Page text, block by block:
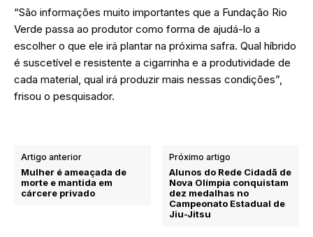
“São informações muito importantes que a Fundação Rio
Verde passa ao produtor como forma de ajudá-lo a
escolher o que ele irá plantar na próxima safra. Qual híbrido
é suscetível e resistente a cigarrinha e a produtividade de
cada material, qual irá produzir mais nessas condições”,
frisou o pesquisador.
Artigo anterior
Mulher é ameaçada de
morte e mantida em
cárcere privado
Próximo artigo
Alunos do Rede Cidadã de
Nova Olímpia conquistam
dez medalhas no
Campeonato Estadual de
Jiu-Jitsu